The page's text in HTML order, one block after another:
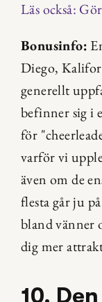
Läs också:
Bonusinfo:
Diego,
generellt
befinner sig i
för
varför vi
även om de
flesta går ju
bland vänner
dig mer
10.